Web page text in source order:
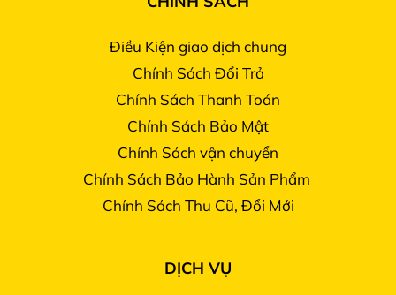
Điều Kiện giao dịch chung
Chính Sách Đổi Trả
Chính Sách Thanh Toán
Chính Sách Bảo Mật
Chính Sách vận chuyển
Chính Sách Bảo Hành Sản Phẩm
Chính Sách Thu Cũ, Đổi Mới
DỊCH VỤ